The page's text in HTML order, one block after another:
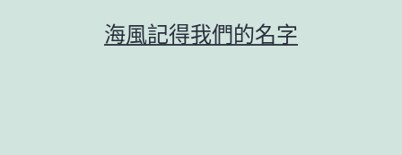
海風記得我們的名字